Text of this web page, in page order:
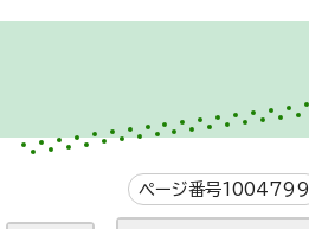
ページ番号1004799